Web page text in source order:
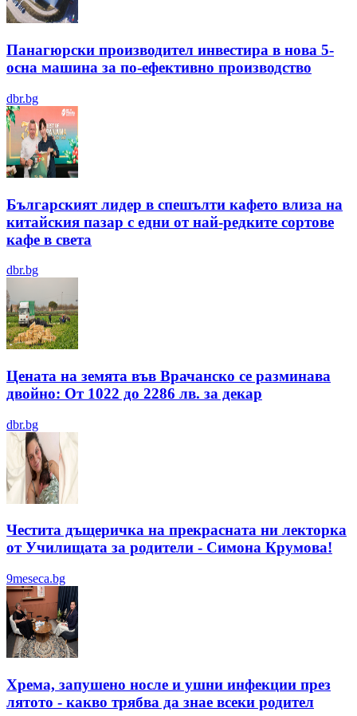
Панагюрски производител инвестира в нова 5-
осна машина за по-ефективно производство
dbr.bg
Българският лидер в спешълти кафето влиза на
китайския пазар с едни от най-редките сортове
кафе в света
dbr.bg
Цената на земята във Врачанско се разминава
двойно: От 1022 до 2286 лв. за декар
dbr.bg
Честита дъщеричка на прекрасната ни лекторка
от Училищата за родители - Симона Крумова!
9meseca.bg
Хрема, запушено носле и ушни инфекции през
лятотo - какво трябва да знае всеки родител